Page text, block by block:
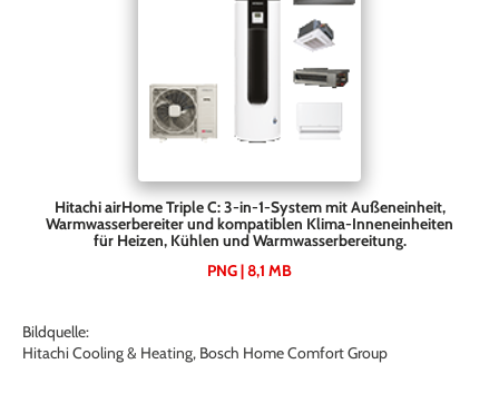
Hitachi airHome Triple C: 3-in-1-System mit Außeneinheit,
Warmwasserbereiter und kompatiblen Klima-Inneneinheiten
für Heizen, Kühlen und Warmwasserbereitung.
PNG | 8,1 MB
Bildquelle:
Hitachi Cooling & Heating, Bosch Home Comfort Group